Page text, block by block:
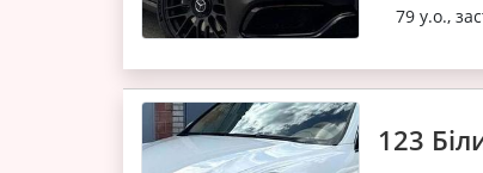
79 у.о.,
123